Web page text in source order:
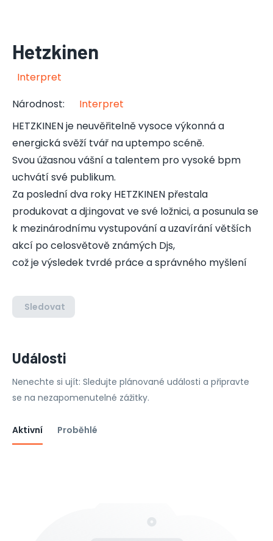
Hetzkinen
Interpret
Národnost:
Interpret
HETZKINEN je neuvěřitelně vysoce výkonná a
energická svěží tvář na uptempo scéně.
Svou úžasnou vášní a talentem pro vysoké bpm
uchvátí své publikum.
Za poslední dva roky HETZKINEN přestala
produkovat a dj:ingovat ve své ložnici, a posunula se
k mezinárodnímu vystupování a uzavírání větších
akcí po celosvětově známých Djs,
což je výsledek tvrdé práce a správného myšlení
Sledovat
Události
Nenechte si ujít: Sledujte plánované události a připravte
se na nezapomenutelné zážitky.
Aktivní Proběhlé